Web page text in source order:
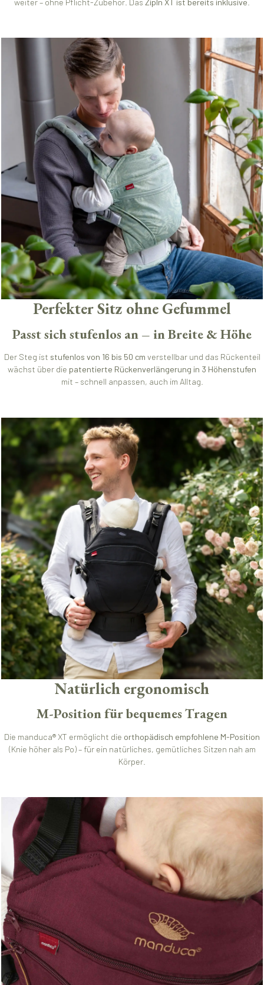
Perfekter Sitz ohne Gefummel
Passt sich stufenlos an – in Breite & Höhe
Der Steg ist stufenlos von 16 bis 50 cm verstellbar und das Rückenteil
wächst über die patentierte Rückenverlängerung in 3 Höhenstufen
mit – schnell anpassen, auch im Alltag.
Natürlich ergonomisch
M-Position für bequemes Tragen
Die manduca® XT ermöglicht die orthopädisch empfohlene M-Position
(Knie höher als Po) – für ein natürliches, gemütliches Sitzen nah am
Körper.